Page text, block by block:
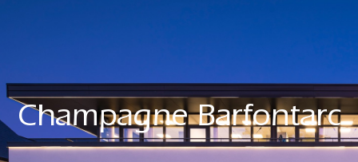
Champagne Barfontarc